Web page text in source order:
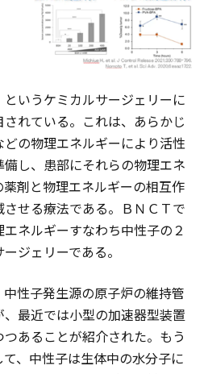
いうケミカルサージェリーに
れている。これは、あらかじ
の物理エネルギーにより活性
し、患部にそれらの物理エネ
剤と物理エネルギーの相互作
せる療法である。ＢＮＣＴで
ネルギーすなわち中性子の２
ジェリーである。
性子発生源の原子炉の維持管
最近では小型の加速器型装置
あることが紹介された。もう
、中性子は生体中の水分子に